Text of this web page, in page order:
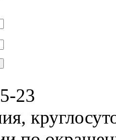
23